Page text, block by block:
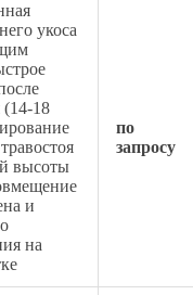
укоса
18
высоты
и
на
по
запросу